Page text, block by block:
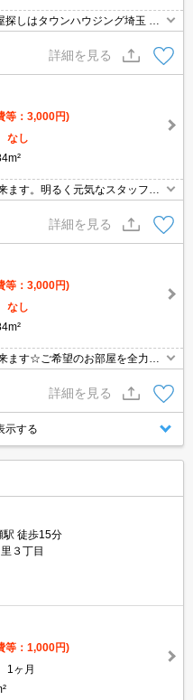
しはタウンハウジング埼玉 所
詳細を見る
等：3,000円)
なし
ます。明るく元気なスタッフが
オンラインで見学・接客可能で
詳細を見る
等：3,000円)
なし
ます☆ご希望のお部屋を全力で
詳細を見る
示する
駅 徒歩15分
３丁目
等：1,000円)
1ヶ月